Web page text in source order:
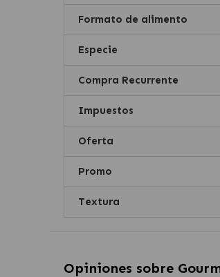
Formato de alimento
Especie
Compra Recurrente
Impuestos
Oferta
Promo
Textura
Opiniones sobre